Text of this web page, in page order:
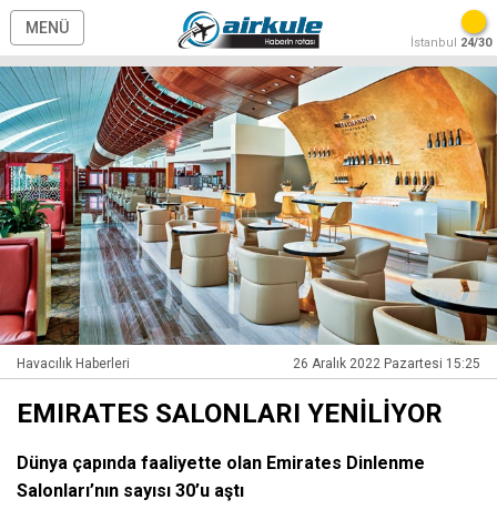
MENÜ
İstanbul 24/30
Havacılık Haberleri 26 Aralık 2022 Pazartesi 15:25
EMIRATES SALONLARI YENİLİYOR
Dünya çapında faaliyette olan Emirates Dinlenme
Salonları’nın sayısı 30’u aştı